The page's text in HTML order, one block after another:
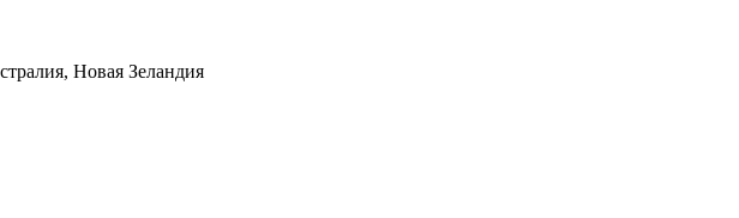
Новая Зеландия